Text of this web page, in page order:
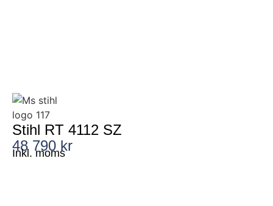
Stihl RT 4112 SZ
48 790 kr
Inkl. moms